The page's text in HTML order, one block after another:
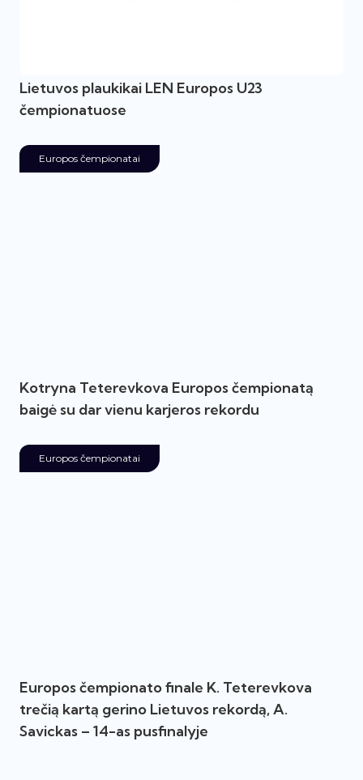
Lietuvos plaukikai LEN Europos U23
čempionatuose
Europos čempionatai
Kotryna Teterevkova Europos čempionatą
baigė su dar vienu karjeros rekordu
Europos čempionatai
Europos čempionato finale K. Teterevkova
trečią kartą gerino Lietuvos rekordą, A.
Savickas – 14-as pusfinalyje